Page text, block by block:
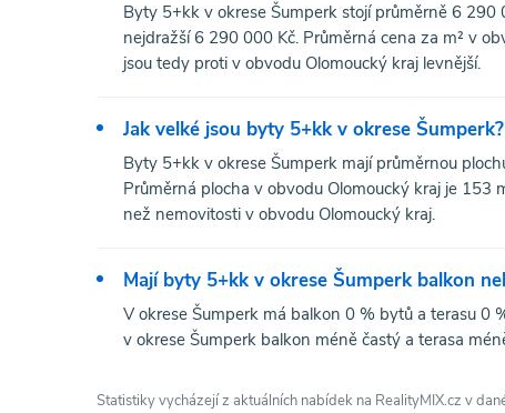
Byty 5+kk v okrese Šumperk stojí průměrně 6 290
nejdražší 6 290 000 Kč. Průměrná cena za m² v
jsou tedy proti v obvodu Olomoucký kraj levnější.
Jak velké jsou byty 5+kk v okrese Šumperk?
Byty 5+kk v okrese Šumperk mají průměrnou
Průměrná plocha v obvodu Olomoucký kraj je 153
než nemovitosti v obvodu Olomoucký kraj.
Mají byty 5+kk v okrese Šumperk balkon
V okrese Šumperk má balkon 0 % bytů a terasu 0
v okrese Šumperk balkon méně častý a terasa
Statistiky vycházejí z aktuálních nabídek na RealityMIX.cz v